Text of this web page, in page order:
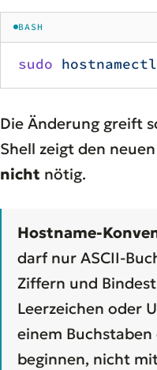
BASH
sudo hostnamectl
Die Änderung greift
Shell zeigt den
nicht nötig.
Hostname-
darf nur ASCII-
Ziffern und
Leerzeichen oder
einem
beginnen, nicht